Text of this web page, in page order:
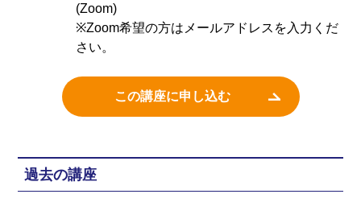
(Zoom)
※Zoom希望の方はメールアドレスを入力くだ
さい。
この講座に申し込む
過去の講座